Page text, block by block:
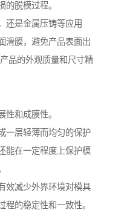
的脱模过程。
还是金属压铸等应用
滑膜，避免产品表面出
品的外观质量和尺寸精
性和成膜性。
一层轻薄而均匀的保护
能在一定程度上保护模
效减少外界环境对模具
的稳定性和一致性。